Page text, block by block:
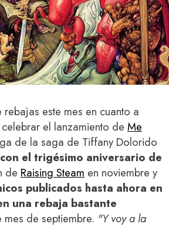
rebajas este mes en cuanto a
el lanzamiento de Me
de la saga de Tiffany Dolorido
el trigésimo aniversario de
de Raising Steam en noviembre y
publicados hasta ahora en
una rebaja bastante
de septiembre. "Y voy a la